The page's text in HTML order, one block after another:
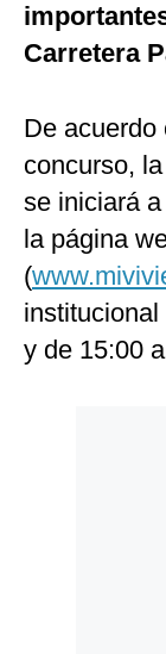
Carretera
De acuerdo
concurso,
se iniciará
la página
(
y de 15:00